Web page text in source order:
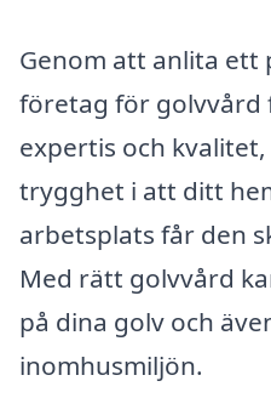
Genom att anlita ett
företag för golvvård
expertis och
trygghet i att ditt
arbetsplats får den
Med rätt golvvård
på dina golv och
inomhusmiljön.